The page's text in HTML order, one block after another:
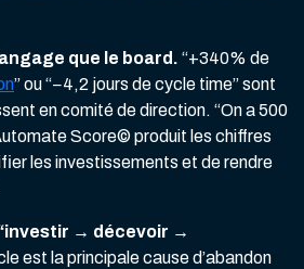
que le board. “+340% de
” ou “−4,2 jours de cycle time” sont
en comité de direction. “On a 500
Score© produit les chiffres
les investissements et de rendre
→ décevoir →
est la principale cause d’abandon